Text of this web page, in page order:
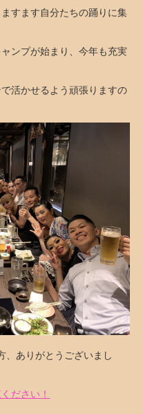
すます自分たちの踊りに集
ンプが始まり、今年も充実
活かせるよう頑張りますの
、ありがとうございまし
ださい！